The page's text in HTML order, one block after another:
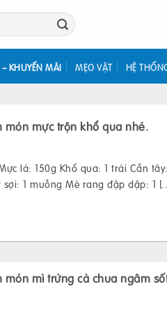
KHUYẾN MÃI MẸO VẶT HỆ
món mực trộn khổ qua nhé.
lá: 150g Khổ qua: 1 trái Cần
1 muỗng Mè rang đập dập: 1
món mì trứng cà chua ngâm